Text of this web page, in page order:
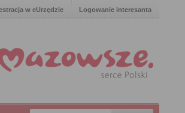
w eUrzędzie Logowanie interesanta